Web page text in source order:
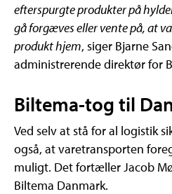
efterspurgte produkter på
gå forgæves eller vente på, at
produkt hjem, siger Bjarne
administrerende direktør for
Biltema-tog til
Ved selv at stå for al logistik
også, at varetransporten
muligt. Det fortæller Jacob
Biltema Danmark.